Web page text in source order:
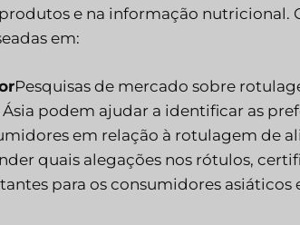
e na informação nutricional.
em:
Pesquisas de mercado sobre
podem ajudar a identificar as
em relação à rotulagem de
quais alegações nos rótulos,
para os consumidores asiáticos